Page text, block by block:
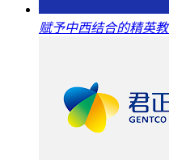
赋予中西结合的精英